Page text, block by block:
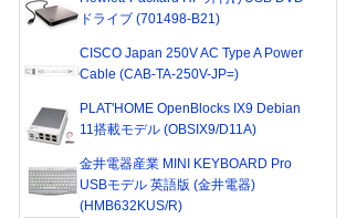
ドライブ (701498-B21)
CISCO Japan 250V AC Type A Power
Cable (CAB-TA-250V-JP=)
PLAT'HOME OpenBlocks IX9 Debian
11搭載モデル (OBSIX9/D11A)
金井電器産業 MINI KEYBOARD Pro
USBモデル 英語版 (金井電器)
(HMB632KUS/R)